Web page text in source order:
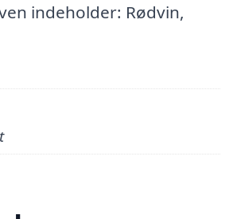
indeholder: Rødvin,